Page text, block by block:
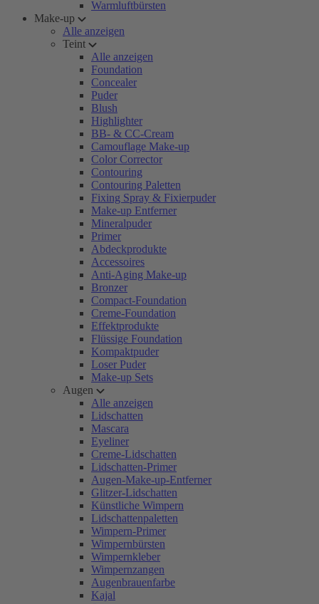
Warmluftbürsten
Make-up
Alle anzeigen
Teint
Alle anzeigen
Foundation
Concealer
Puder
Blush
Highlighter
BB- & CC-Cream
Camouflage Make-up
Color Corrector
Contouring
Contouring Paletten
Fixing Spray & Fixierpuder
Make-up Entferner
Mineralpuder
Primer
Abdeckprodukte
Accessoires
Anti-Aging Make-up
Bronzer
Compact-Foundation
Creme-Foundation
Effektprodukte
Flüssige Foundation
Kompaktpuder
Loser Puder
Make-up Sets
Augen
Alle anzeigen
Lidschatten
Mascara
Eyeliner
Creme-Lidschatten
Lidschatten-Primer
Augen-Make-up-Entferner
Glitzer-Lidschatten
Künstliche Wimpern
Lidschattenpaletten
Wimpern-Primer
Wimpernbürsten
Wimpernkleber
Wimpernzangen
Augenbrauenfarbe
Kajal